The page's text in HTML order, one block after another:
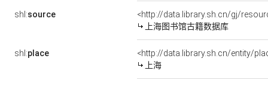
shl:source
<http://data.library.sh.cn/gj/
上海图书馆古籍数据库
shl:place
<http://data.library.sh.cn/entity/
上海